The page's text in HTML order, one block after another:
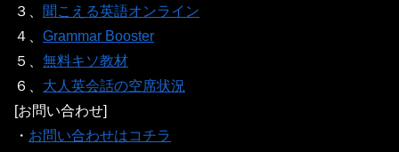
３、
聞こえる英語オンライン
４、 Grammar Booster
５、 無料キソ教材
６、 大人英会話の空席状況
[お問い合わせ]
・ お問い合わせはコチラ